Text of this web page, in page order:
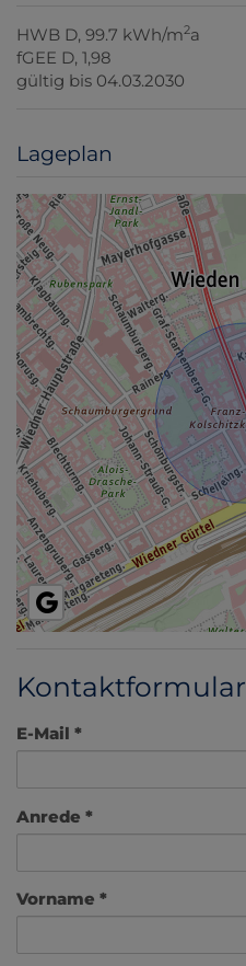
HWB D, 99.7 kWh/m2a
fGEE D, 1,98
gültig bis 04.03.2030
Lageplan
Kontaktformular
E-Mail
Anrede
Vorname